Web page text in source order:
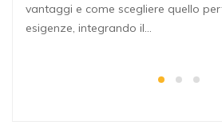
vantaggi e come scegliere quello
esigenze, integrando il…